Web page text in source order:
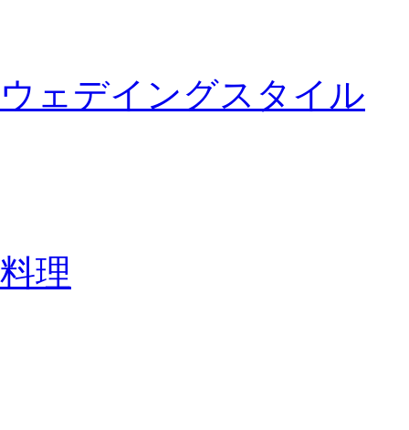
ウェデイングスタイル
料理